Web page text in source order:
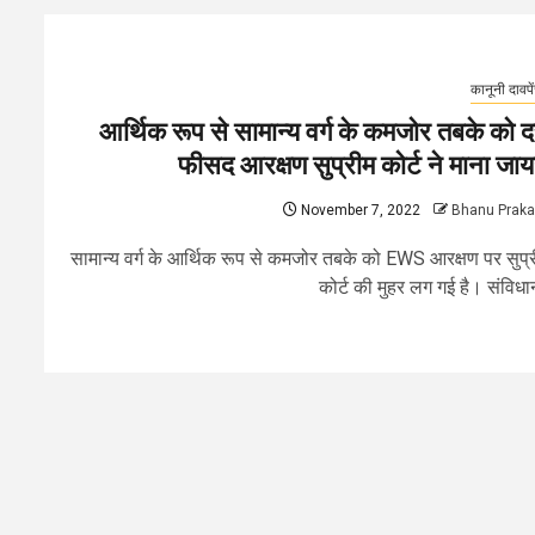
कानूनी
आर्थिक रूप से सामान्य वर्ग के कमजोर तबके को
फीसद आरक्षण सुप्रीम कोर्ट ने माना
November 7, 2022 Bhanu
सामान्य वर्ग के आर्थिक रूप से कमजोर तबके को EWS आरक्षण पर
कोर्ट की मुहर लग गई है।